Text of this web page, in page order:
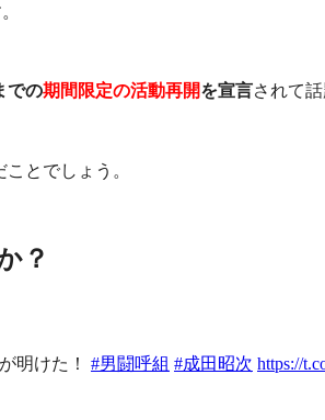
での期間限定の活動再開を宣言されて
とでしょう。
？
明けた！ #男闘呼組 #成田昭次 https://